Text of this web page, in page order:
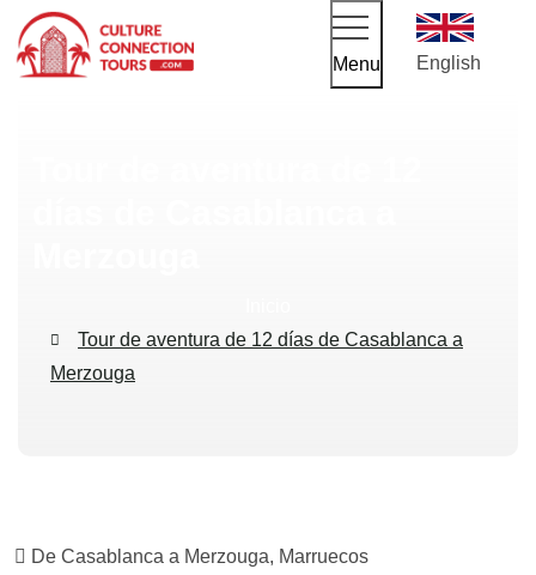
Menu English
Tour de aventura de 12 días de Casablanca a
Merzouga
De Casablanca a Merzouga, Marruecos